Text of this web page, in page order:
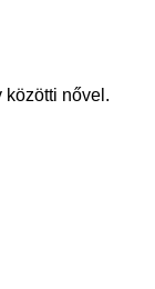
közötti nővel.